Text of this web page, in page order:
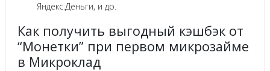
Яндекс.Деньги, и др.
Как получить выгодный кэшбэк от
“Монетки” при первом микрозайме
в Микроклад